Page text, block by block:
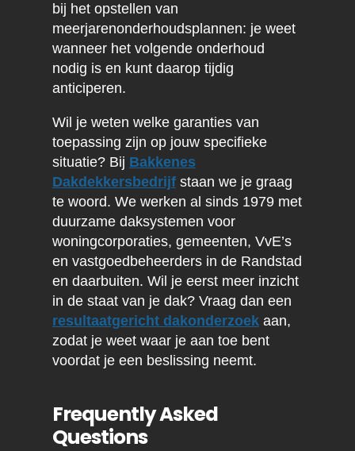
bij het opstellen van
meerjarenonderhoudsplannen: je weet
wanneer het volgende onderhoud
nodig is en kunt daarop tijdig
anticiperen.
Wil je weten welke garanties van
toepassing zijn op jouw specifieke
situatie? Bij Bakkenes
Dakdekkersbedrijfstaan we je graag
te woord. We werken al sinds 1979 met
duurzame daksystemen voor
woningcorporaties, gemeenten, VvE’s
en vastgoedbeheerders in de Randstad
en daarbuiten. Wil je eerst meer inzicht
in de staat van je dak? Vraag dan een
resultaatgericht dakonderzoekaan,
zodat je weet waar je aan toe bent
voordat je een beslissing neemt.
Frequently Asked
Questions